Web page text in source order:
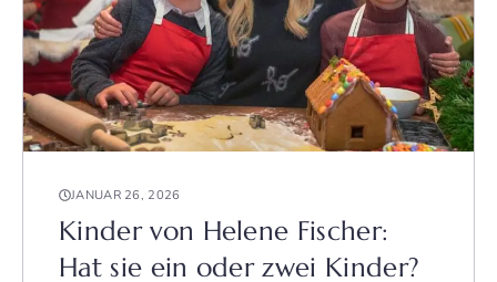
JANUAR 26, 2026
Kinder von Helene Fischer:
Hat sie ein oder zwei Kinder?